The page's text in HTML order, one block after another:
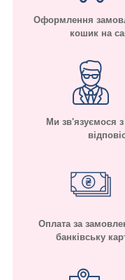
Оформлення
кошик на
Ми зв'язуємося
Оплата за
банківську